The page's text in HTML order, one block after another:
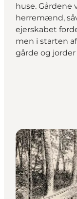
huse. Gårdene
herremænd,
ejerskabet
men i starten
gårde og